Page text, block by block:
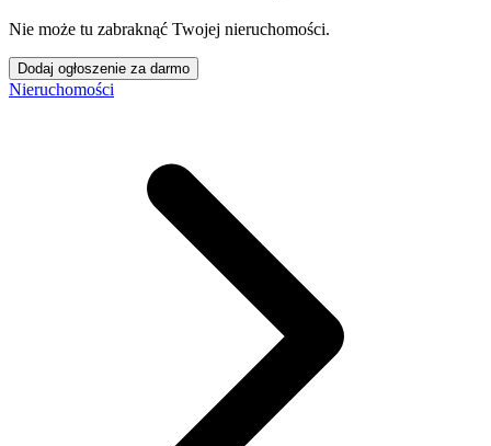
Nie może tu zabraknąć Twojej nieruchomości.
Dodaj ogłoszenie za darmo
Nieruchomości